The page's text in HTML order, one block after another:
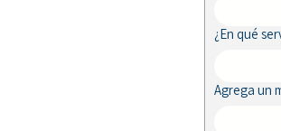
¿En qué
Agrega un